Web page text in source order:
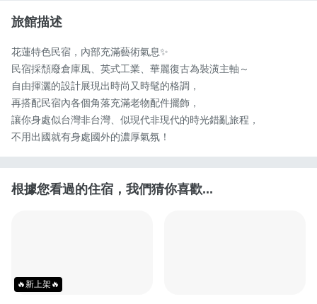
旅館描述
花蓮特色民宿，內部充滿藝術氣息✨
民宿採頹廢倉庫風、英式工業、華麗復古為裝潢主軸～
自由揮灑的設計展現出時尚又時髦的格調，
再搭配民宿內各個角落充滿老物配件擺飾，
讓你身處似台灣非台灣、似現代非現代的時光錯亂旅程，
不用出國就有身處國外的濃厚氣氛！
根據您看過的住宿，我們猜你喜歡...
🔥新上架🔥